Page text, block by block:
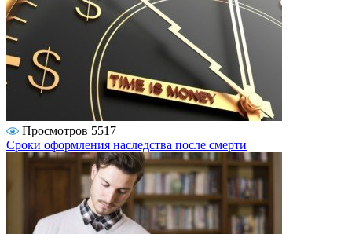
Просмотров 5517
Сроки оформления наследства после смерти